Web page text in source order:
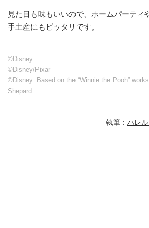
見た目も味もいいので、ホームパーティ
手土産にもピッタリです。
©Disney
©Disney/Pixar
©Disney. Based on the “Winnie the Pooh”
Shepard.
執筆： ハレ